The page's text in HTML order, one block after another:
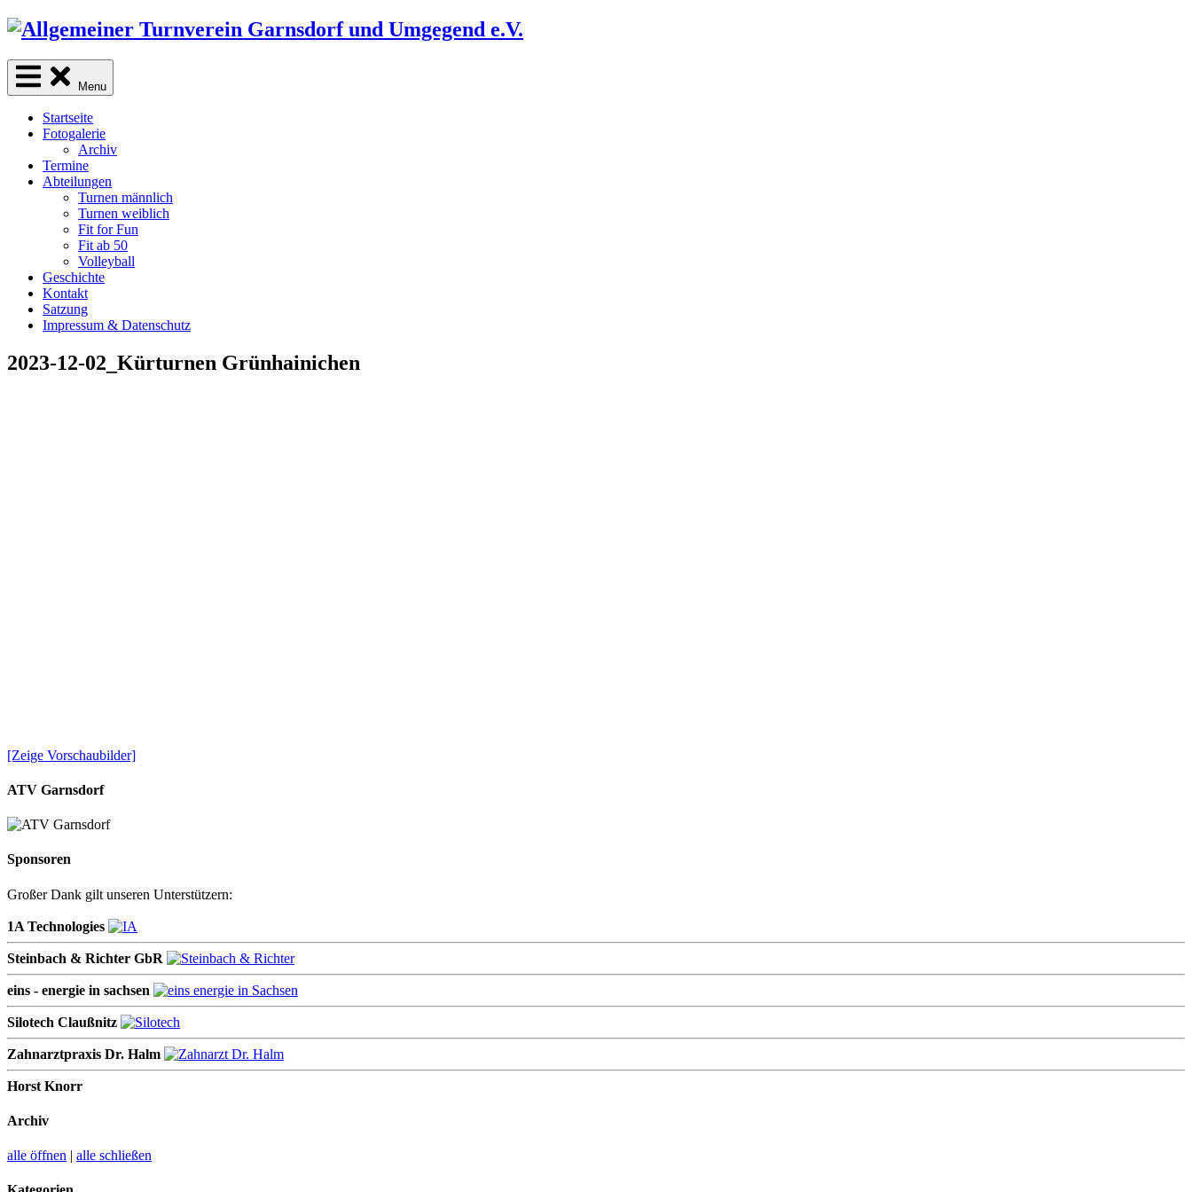
Skip
content
Menu
Startseite
Fotogalerie
Archiv
Termine
Abteilungen
Turnen männlich
Turnen weiblich
Fit for Fun
Fit ab 50
Volleyball
Geschichte
Kontakt
Satzung
Impressum & Datenschutz
2023-12-02_Kürturnen Grünhainichen
[Zeige Vorschaubilder]
ATV Garnsdorf
Sponsoren
Großer Dank gilt unseren Unterstützern:
1A Technologies
Steinbach & Richter GbR
eins - energie in sachsen
Silotech Claußnitz
Zahnarztpraxis Dr. Halm
Horst Knorr
Archiv
alle öffnen | alle schließen